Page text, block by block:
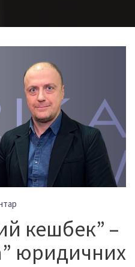
кешбек” –
юридичних